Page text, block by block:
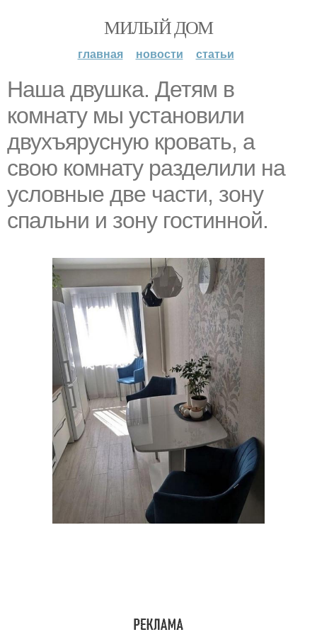
МИЛЫЙ ДОМ
главная новости статьи
Наша двушка. Детям в
комнату мы установили
двухъярусную кровать, а
свою комнату разделили на
условные две части, зону
спальни и зону гостинной.